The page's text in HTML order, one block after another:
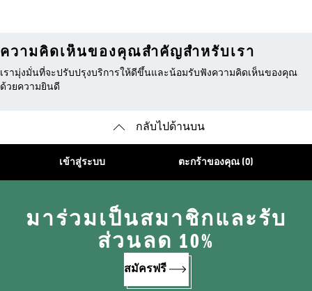
ความคิดเห็นของคุณสำคัญสำหรับเรา
เรามุ่งมั่นที่จะปรับปรุงบริการให้ดีขึ้นและน้อมรับฟังความคิดเห็นของคุณ
ด้วยความยินดี
กลับไปด้านบน
เข้าสู่ระบบ ตะกร้าของคุณ (0)
มาร่วมเป็นสมาชิกและรับ
ส่วนลด 10%
สมัครฟรี